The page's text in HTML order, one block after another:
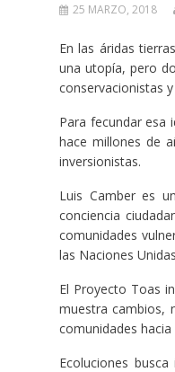
25 MARZO, 2018
En las áridas
una utopía, pero
conservacionistas
Para fecundar esa
hace millones de
inversionistas.
Luis Camber es
conciencia
comunidades
las Naciones
El Proyecto Toas
muestra cambios,
comunidades
Ecoluciones